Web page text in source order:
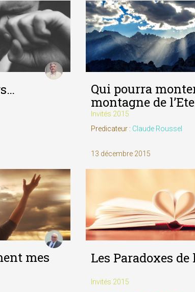
Qui pourra
montagne de
Invités 2015
Predicateur : Claude Roussel
13 décembre 2015
mes
Les Paradoxes de
Invités 2015